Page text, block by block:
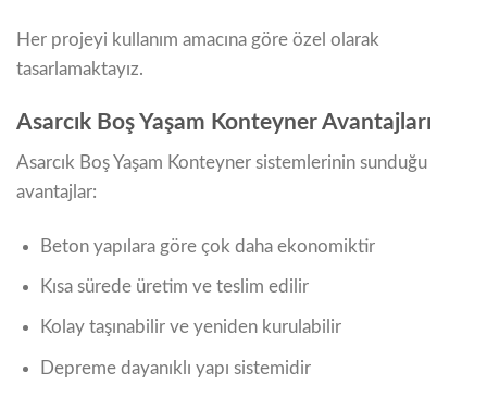
Her projeyi kullanım amacına göre özel olarak
tasarlamaktayız.
Asarcık Boş Yaşam Konteyner Avantajları
Asarcık Boş Yaşam Konteyner sistemlerinin sunduğu
avantajlar:
Beton yapılara göre çok daha ekonomiktir
Kısa sürede üretim ve teslim edilir
Kolay taşınabilir ve yeniden kurulabilir
Depreme dayanıklı yapı sistemidir